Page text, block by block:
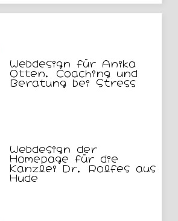
Webdesign für Anika
Otten, Coaching und
Beratung bei Stress
Webdesign der
Homepage für die
Kanzlei Dr. Rolfes aus
Hude